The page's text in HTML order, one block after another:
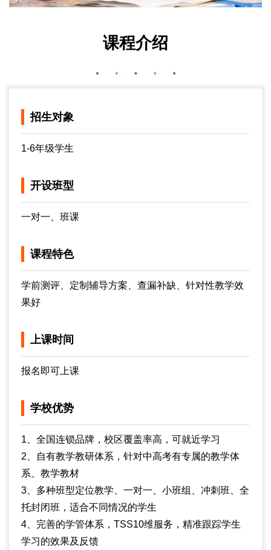
课程介绍
招生对象
1-6年级学生
开设班型
一对一、班课
课程特色
学前测评、定制辅导方案、查漏补缺、针对性教学效
果好
上课时间
报名即可上课
学校优势
1、全国连锁品牌，校区覆盖率高，可就近学习
2、自有教学教研体系，针对中高考有专属的教学体
系、教学教材
3、多种班型定位教学、一对一、小班组、冲刺班、全
托封闭班，适合不同情况的学生
4、完善的学管体系，TSS10维服务，精准跟踪学生
学习的效果及反馈